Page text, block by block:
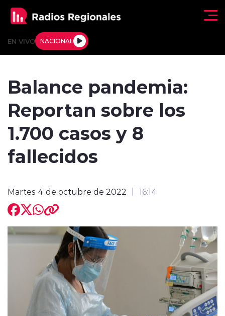
EN VIVO NACIONAL
Tendencias
Deportes
Regiones al Aire
Entrevistas
modo claro
Balance pandemia:
Reportan sobre los
1.700 casos y 8
fallecidos
Martes 4 de octubre de 2022 16:14